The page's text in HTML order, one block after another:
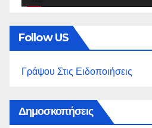
Follow US
Γράψου Στις Ειδοποιήσεις
Δημοσκοπήσεις